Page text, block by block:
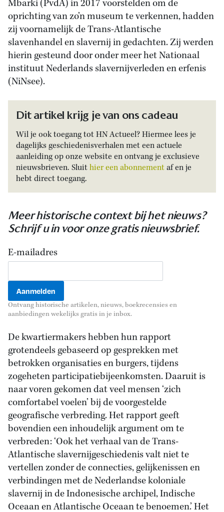
Mbarki (PvdA) in 2017 voorstelden om de
oprichting van zo’n museum te verkennen, hadden
zij voornamelijk de Trans-Atlantische
slavenhandel en slavernij in gedachten. Zij werden
hierin gesteund door onder meer het Nationaal
instituut Nederlands slavernijverleden en erfenis
(NiNsee).
Dit artikel krijg je van ons cadeau
Wil je ook toegang tot HN Actueel? Hiermee lees je
dagelijks geschiedenisverhalen met een actuele
aanleiding op onze website en ontvang je exclusieve
nieuwsbrieven. Sluithier een abonnementaf en je
hebt direct toegang.
Meer historische context bij het nieuws?
Schrijf u in voor onze gratis nieuwsbrief.
E-mailadres
Ontvang historische artikelen, nieuws, boekrecensies en
aanbiedingen wekelijks gratis in je inbox.
De kwartiermakers hebben hun rapport
grotendeels gebaseerd op gesprekken met
betrokken organisaties en burgers, tijdens
zogeheten participatiebijeenkomsten. Daaruit is
naar voren gekomen dat veel mensen ‘zich
comfortabel voelen’ bij de voorgestelde
geografische verbreding. Het rapport geeft
bovendien een inhoudelijk argument om te
verbreden: ‘Ook het verhaal van de Trans-
Atlantische slavernijgeschiedenis valt niet te
vertellen zonder de connecties, gelijkenissen en
verbindingen met de Nederlandse koloniale
slavernij in de Indonesische archipel, Indische
Oceaan en Atlantische Oceaan te benoemen.’ Het